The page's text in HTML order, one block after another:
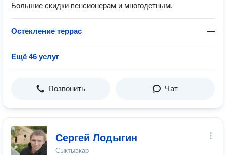
Большие скидки пенсионерам и многодетным.
Остекление террас —
Ещё 46 услуг
Позвонить Чат
Сергей Лодыгин
Сыктывкар